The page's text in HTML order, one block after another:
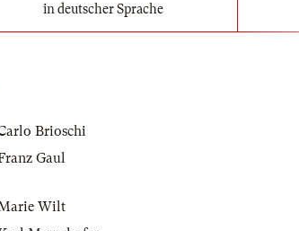
in deutscher Sprache
Brioschi
Gaul
Wilt